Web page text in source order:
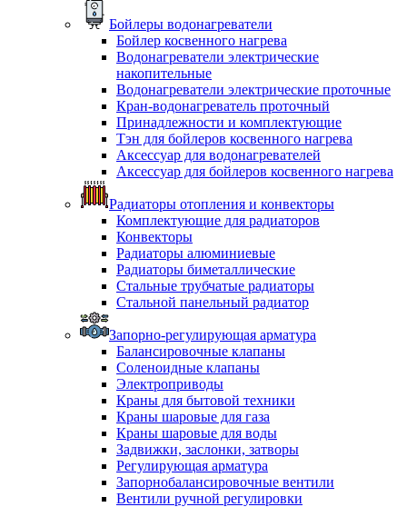
Бойлеры водонагреватели
Бойлер косвенного нагрева
Водонагреватели электрические
накопительные
Водонагреватели электрические проточные
Кран-водонагреватель проточный
Принадлежности и комплектующие
Тэн для бойлеров косвенного нагрева
Аксессуар для водонагревателей
Аксессуар для бойлеров косвенного нагрева
Радиаторы отопления и конвекторы
Комплектующие для радиаторов
Конвекторы
Радиаторы алюминиевые
Радиаторы биметаллические
Стальные трубчатые радиаторы
Стальной панельный радиатор
Запорно-регулирующая арматура
Балансировочные клапаны
Соленоидные клапаны
Электроприводы
Краны для бытовой техники
Краны шаровые для газа
Краны шаровые для воды
Задвижки, заслонки, затворы
Регулирующая арматура
Запорнобалансировочные вентили
Вентили ручной регулировки